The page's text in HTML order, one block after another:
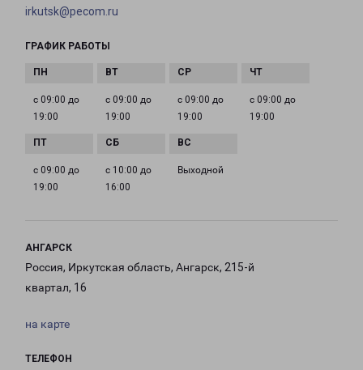
irkutsk@pecom.ru
ГРАФИК РАБОТЫ
с 09:00 до
19:00
с 09:00 до
19:00
с 09:00 до
19:00
с 09:00 до
19:00
с 09:00 до
19:00
с 10:00 до
16:00
Выходной
АНГАРСК
Россия, Иркутская область, Ангарск, 215-й
квартал, 16
на карте
ТЕЛЕФОН